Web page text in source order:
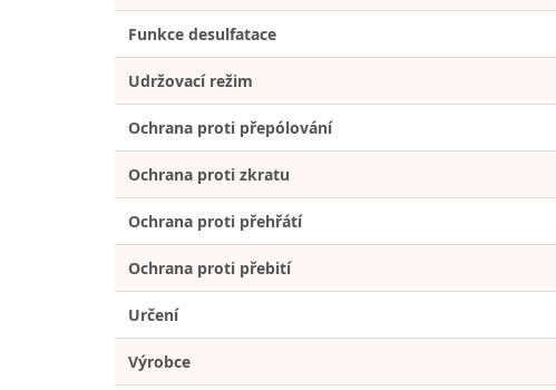
Funkce desulfatace
Udržovací režim
Ochrana proti přepólování
Ochrana proti zkratu
Ochrana proti přehřátí
Ochrana proti přebití
Určení
Výrobce